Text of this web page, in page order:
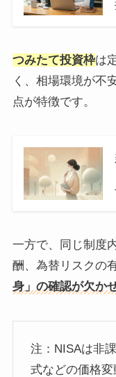
つみたて投資枠は
く、相場環境が不
点が特徴です。
一方で、同じ制度
酬、為替リスクの
身」の確認が欠か
注：NISAは非
式などの価格